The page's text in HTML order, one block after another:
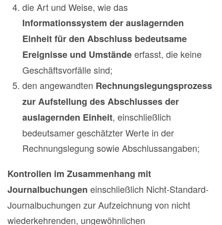
die Art und Weise, wie das
Informationssystem der auslagernden
Einheit für den Abschluss bedeutsame
Ereignisse und Umständeerfasst, die keine
Geschäftsvorfälle sind;
den angewandten Rechnungslegungsprozess
zur Aufstellung des Abschlusses der
auslagernden Einheit, einschließlich
bedeutsamer geschätzter Werte in der
Rechnungslegung sowie Abschlussangaben;
Kontrollen im Zusammenhang mit
Journalbuchungen einschließlich Nicht-Standard-
Journalbuchungen zur Aufzeichnung von nicht
wiederkehrenden, ungewöhnlichen